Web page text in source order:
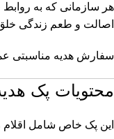
هر سازمانی که به
اصالت و طعم زندگی
سفارش هدیه مناسبتی
محتویات پک
این پک خاص شامل